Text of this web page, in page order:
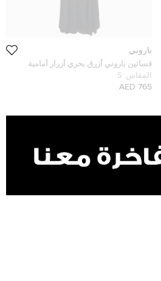
باروني
فساتين باروني أزرق بحري أزرار أمامية
بحزام ماكسي مقاس صغير (سمول)
المقاس: S
765 AED